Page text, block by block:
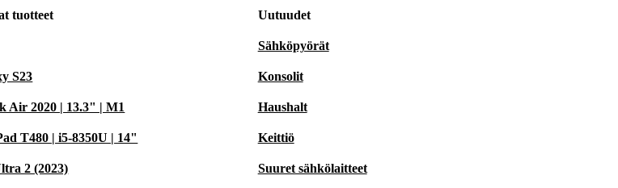
tuotteet
S23
Air 2020 | 13.3" | M1
T480 | i5-8350U | 14"
2 (2023)
Uutuudet
Sähköpyörät
Konsolit
Haushalt
Keittiö
Suuret sähkölaitteet